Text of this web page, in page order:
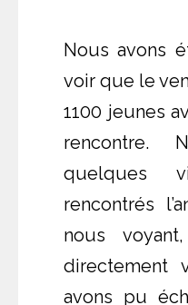
Nous avons
voir que le
1100 jeunes
rencontre.
quelques
rencontrés
nous
directement
avons pu